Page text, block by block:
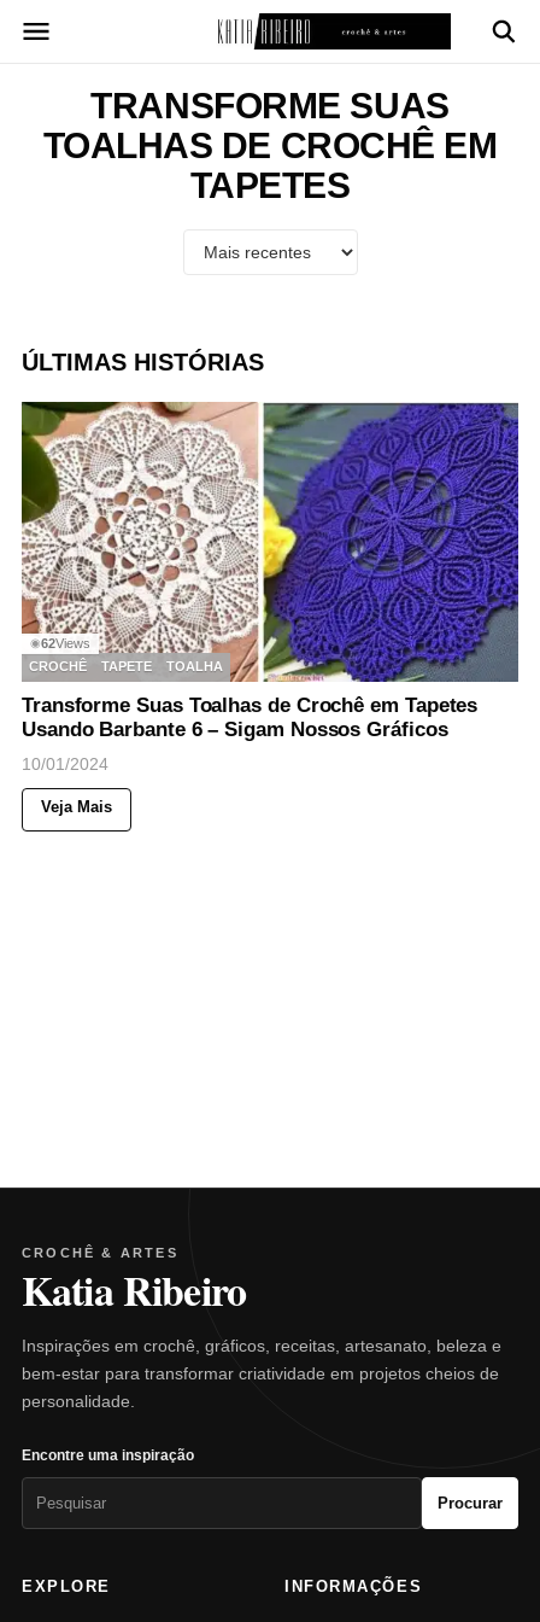
para
TRANSFORME SUAS
TOALHAS DE CROCHÊ EM
TAPETES
ÚLTIMAS HISTÓRIAS
◉62Views
CROCHÊ
TAPETE TOALHA
Transforme Suas Toalhas de Crochê em Tapetes
Usando Barbante 6 – Sigam Nossos Gráficos
10/01/2024
Veja Mais
CROCHÊ & ARTES
Katia Ribeiro
Inspirações em crochê, gráficos, receitas, artesanato, beleza e
bem-estar para transformar criatividade em projetos cheios de
personalidade.
Encontre uma inspiração
Procurar
EXPLORE INFORMAÇÕES